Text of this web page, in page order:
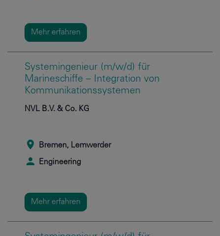
Mehr erfahren
Systemingenieur (m/w/d) für
Marineschiffe – Integration von
Kommunikationssystemen
NVL B.V. & Co. KG
Bremen, Lemwerder
Engineering
Mehr erfahren